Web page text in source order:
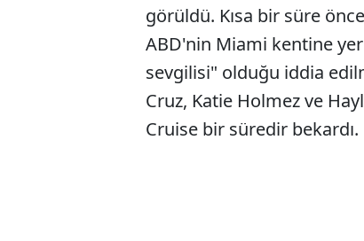
görüldü. Kısa bir süre
ABD'nin Miami kentine
sevgilisi" olduğu iddia
Cruz, Katie Holmez ve
Cruise bir süredir bekardı.